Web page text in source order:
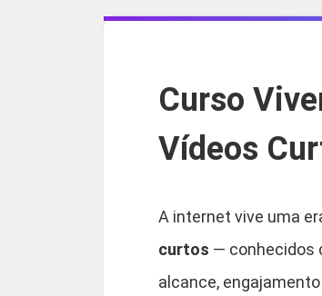
Curso
Vídeos
A internet vive uma
curtos — conhecidos
alcance, engajamento